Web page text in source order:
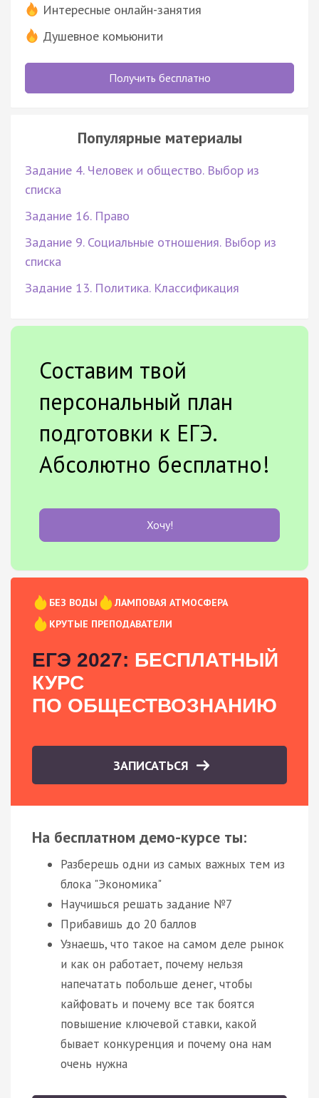
Интересные онлайн-занятия
Душевное комьюнити
Получить бесплатно
Популярные материалы
Задание 4. Человек и общество. Выбор из
списка
Задание 16. Право
Задание 9. Социальные отношения. Выбор из
списка
Задание 13. Политика. Классификация
Составим твой
персональный план
подготовки к ЕГЭ.
Абсолютно бесплатно!
Хочу!
БЕЗ ВОДЫ
ЛАМПОВАЯ АТМОСФЕРА
КРУТЫЕ ПРЕПОДАВАТЕЛИ
ЕГЭ 2027: БЕСПЛАТНЫЙ
КУРС
ПО ОБЩЕСТВОЗНАНИЮ
ЗАПИСАТЬСЯ
На бесплатном демо-курсе ты:
Разберешь одни из самых важных тем из
блока "Экономика"
Научишься решать задание №7
Прибавишь до 20 баллов
Узнаешь, что такое на самом деле рынок
и как он работает, почему нельзя
напечатать побольше денег, чтобы
кайфовать и почему все так боятся
повышение ключевой ставки, какой
бывает конкуренция и почему она нам
очень нужна